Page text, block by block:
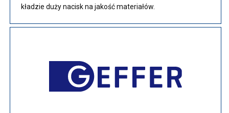
kładzie duży nacisk na jakość materiałów.